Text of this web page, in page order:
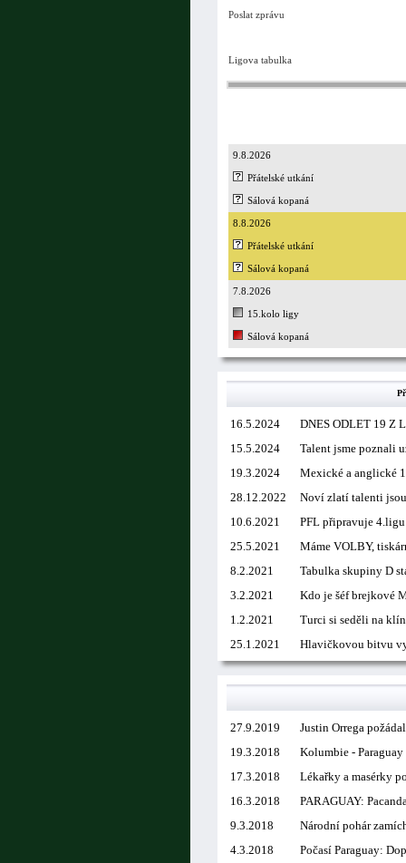
Poslat zprávu
Ligova tabulka
9.8.2026
Přátelské utkání
Sálová kopaná
8.8.2026
Přátelské utkání
Sálová kopaná
7.8.2026
15.kolo ligy
Sálová kopaná
16.5.2024
DNES ODLET 19 Z
15.5.2024
Talent jsme poznali
19.3.2024
Mexické a anglické
28.12.2022
Noví zlatí talenti
10.6.2021
PFL připravuje 4.ligu
25.5.2021
Máme VOLBY,
8.2.2021
Tabulka skupiny D
3.2.2021
Kdo je šéf brejkové
1.2.2021
Turci si seděli na
25.1.2021
Hlavičkovou bitvu
27.9.2019
Justin Orrega
19.3.2018
Kolumbie -
17.3.2018
Lékařky a masérky
16.3.2018
PARAGUAY:
9.3.2018
Národní pohár
4.3.2018
Počasí Paraguay: